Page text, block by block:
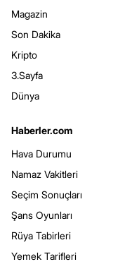
Magazin
Son Dakika
Kripto
3.Sayfa
Dünya
Haberler.com
Hava Durumu
Namaz Vakitleri
Seçim Sonuçları
Şans Oyunları
Rüya Tabirleri
Yemek Tarifleri